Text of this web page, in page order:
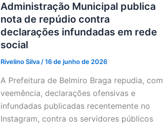
Administração Municipal publica
nota de repúdio contra
declarações infundadas em rede
social
Rivelino Silva /16 de junho de 2026
A Prefeitura de Belmiro Braga repudia, com
veemência, declarações ofensivas e
infundadas publicadas recentemente no
Instagram, contra os servidores públicos